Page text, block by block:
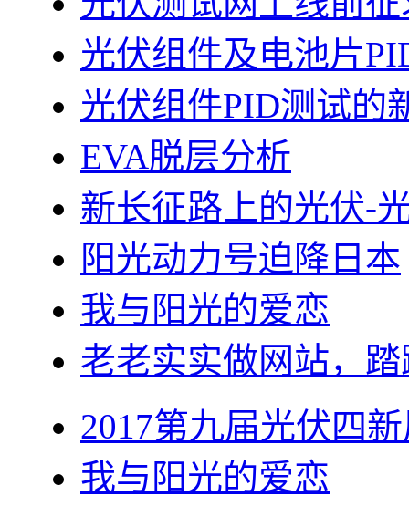
光伏组件及电池片
光伏组件PID测试的
EVA脱层分析
新长征路上的光伏-
阳光动力号迫降日本
我与阳光的爱恋
老老实实做网站，
2017第九届光伏四
我与阳光的爱恋